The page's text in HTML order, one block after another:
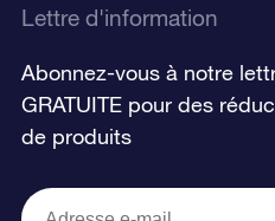
Lettre d'information
Abonnez-vous à notre
GRATUITE pour des
de produits